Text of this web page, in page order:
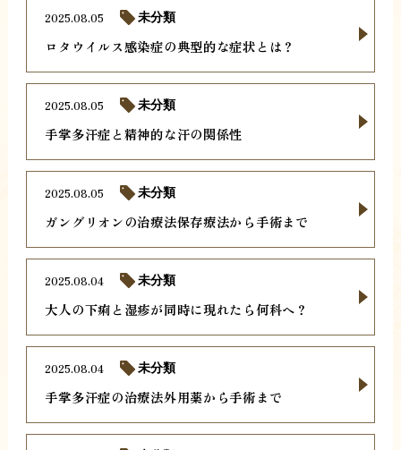
ロタウイルス感染症の典型的な症状とは？
2025.08.05 未分類
手掌多汗症と精神的な汗の関係性
2025.08.05 未分類
ガングリオンの治療法保存療法から手術まで
2025.08.05 未分類
大人の下痢と湿疹が同時に現れたら何科へ？
2025.08.04 未分類
手掌多汗症の治療法外用薬から手術まで
2025.08.04 未分類